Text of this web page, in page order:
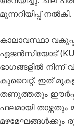
മുന്നറിയിപ്പ് നൽകി.
കാലാവസ്ഥാ
ഏജൻസിയോട്
ഭാഗങ്ങളിൽ നിന്ന്
കുവൈറ്റ്. ഇത്
തണുത്തതും
ഫലമായി
മഴമേഘങ്ങൾക്കും